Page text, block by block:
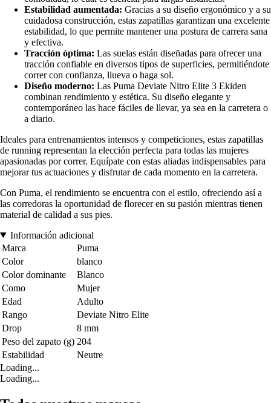
Estabilidad aumentada: Gracias a su diseño ergonómico y a su
cuidadosa construcción, estas zapatillas garantizan una excelente
estabilidad, lo que permite mantener una postura de carrera sana
y efectiva.
Tracción óptima: Las suelas están diseñadas para ofrecer una
tracción confiable en diversos tipos de superficies, permitiéndote
correr con confianza, llueva o haga sol.
Diseño moderno: Las Puma Deviate Nitro Elite 3 Ekiden
combinan rendimiento y estética. Su diseño elegante y
contemporáneo las hace fáciles de llevar, ya sea en la carretera o
a diario.
Ideales para entrenamientos intensos y competiciones, estas zapatillas
de running representan la elección perfecta para todas las mujeres
apasionadas por correr. Equípate con estas aliadas indispensables para
mejorar tus actuaciones y disfrutar de cada momento en la carretera.
Con Puma, el rendimiento se encuentra con el estilo, ofreciendo así a
las corredoras la oportunidad de florecer en su pasión mientras tienen
material de calidad a sus pies.
Información adicional
Marca
Puma
Color
blanco
Color dominante
Blanco
Como
Mujer
Edad
Adulto
Rango
Deviate Nitro Elite
Drop
8 mm
Peso del zapato (g) 204
Estabilidad
Neutre
Loading...
Loading...